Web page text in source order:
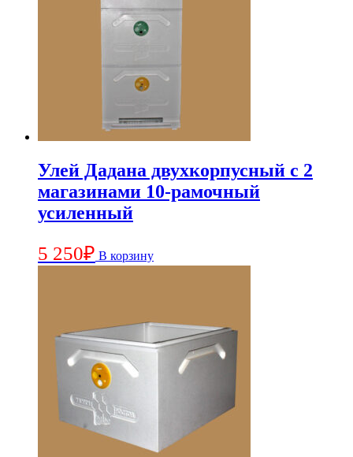
Улей Дадана двухкорпусный с 2
магазинами 10-рамочный
усиленный
5 250₽ В корзину